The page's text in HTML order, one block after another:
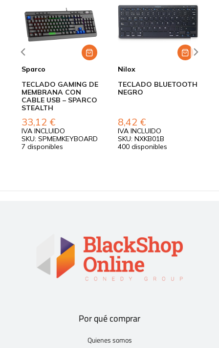
Sparco
TECLADO GAMING DE
MEMBRANA CON
CABLE USB – SPARCO
STEALTH
33,12 €
IVA INCLUIDO
SKU: SPMEMKEYBOARD
7 disponibles
Nilox
TECLADO BLUETOOTH
NEGRO
8,42 €
IVA INCLUIDO
SKU: NXKB01B
400 disponibles
Por qué comprar
Quienes somos